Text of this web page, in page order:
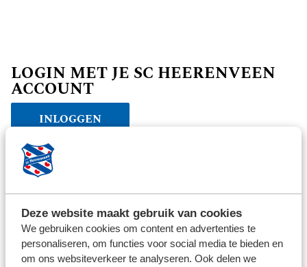
Deze website maakt gebruik van cookies
We gebruiken cookies om content en advertenties te
personaliseren, om functies voor social media te bieden en
om ons websiteverkeer te analyseren. Ook delen we
LOGIN MET JE SC HEERENVEEN
ACCOUNT
INLOGGEN
Verder winkelen